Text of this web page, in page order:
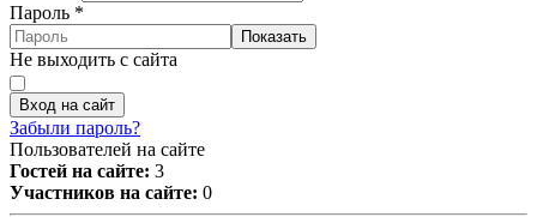
Пароль *
Показать
Не выходить с сайта
Вход на сайт
Забыли пароль?
Пользователей на сайте
Гостей на сайте: 3
Участников на сайте: 0